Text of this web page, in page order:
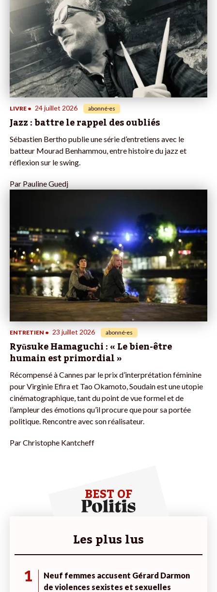
LIVRE • 24 juillet 2026 abonné·es
Jazz : battre le rappel des oubliés
Sébastien Bertho publie une série d’entretiens avec le
batteur Mourad Benhammou, entre histoire du jazz et
réflexion sur le swing.
Par Pauline Guedj
ENTRETIEN • 23 juillet 2026 abonné·es
Ryūsuke Hamaguchi : « Le bien-être
humain est primordial »
Récompensé à Cannes par le prix d’interprétation féminine
pour Virginie Efira et Tao Okamoto, Soudain est une utopie
cinématographique, tant du point de vue formel et de
l’ampleur des émotions qu’il procure que pour sa portée
politique. Rencontre avec son réalisateur.
ParChristophe Kantcheff
BEST OF
Les plus lus
1
Neuf femmes accusent Gérard Darmon
de violences sexistes et sexuelles